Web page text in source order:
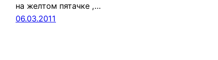
на желтом пятачке ,…
06.03.2011